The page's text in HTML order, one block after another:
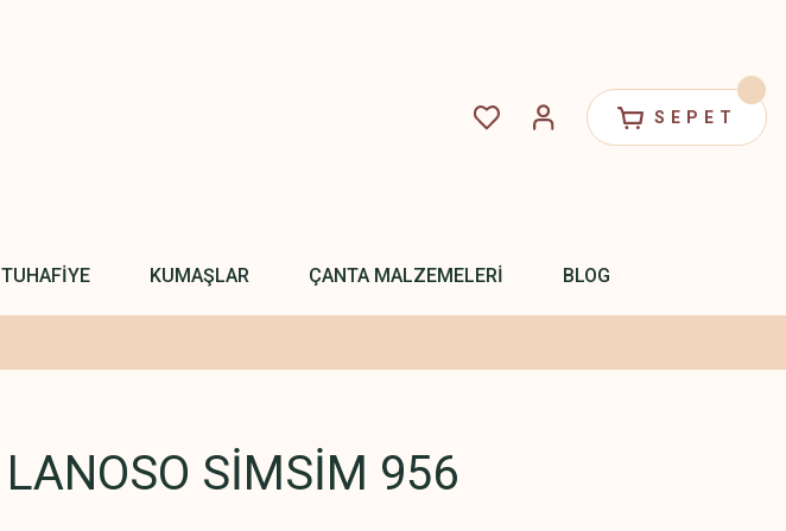
SEPET
TUHAFİYE KUMAŞLAR ÇANTA MALZEMELERİ BLOG
LANOSO SİMSİM 956